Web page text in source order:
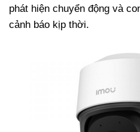
phát hiện chuyển động và
cảnh báo kịp thời.